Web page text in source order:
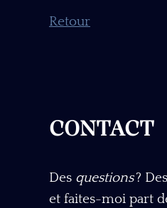
Retour
CONTACT
Des questions? Des
et faites-moi part